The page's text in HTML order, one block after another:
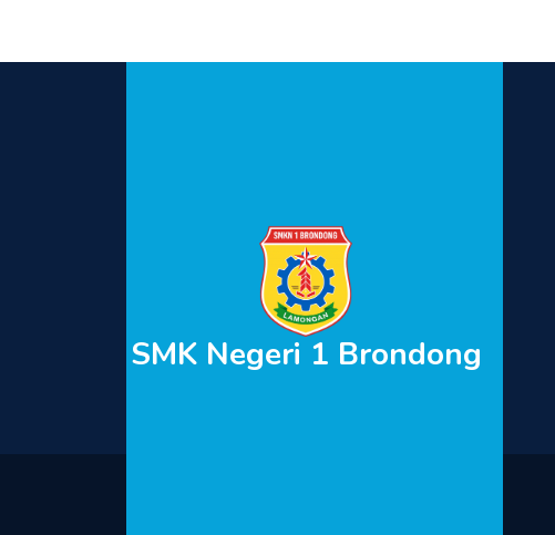
SMK Negeri 1 Brondong